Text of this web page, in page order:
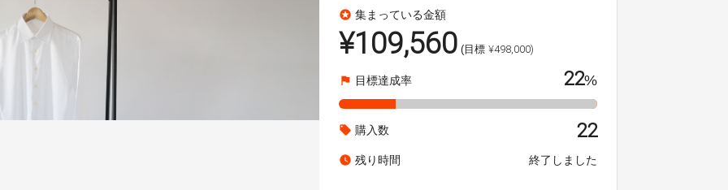
stars 集まっている金額
¥109,560 (目標 ¥498,000)
flag 目標達成率 22%
local_offer 購入数 22
watch_later 残り時間 終了しました